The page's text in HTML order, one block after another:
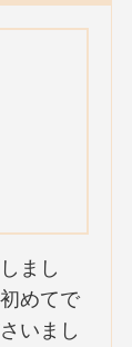
まし
めてで
いまし